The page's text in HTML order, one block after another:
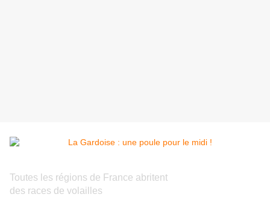
Toutes les régions de France abritent
des races de volailles